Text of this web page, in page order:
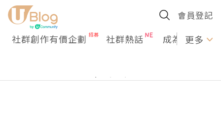
會員登記
社群創作有價企劃 社群熱話 成為U更多